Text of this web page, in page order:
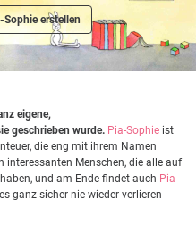
Sophie erstellen
eigene,
geschrieben wurde. Pia-Sophie ist
die eng mit ihrem Namen
interessanten Menschen, die alle auf
und am Ende findet auch Pia-
ganz sicher nie wieder verlieren